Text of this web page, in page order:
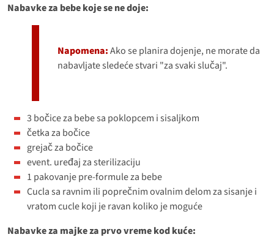
Nabavke za bebe koje se ne doje:
Napomena:Ako se planira dojenje, ne morate da
nabavljate sledeće stvari "za svaki slučaj".
3 bočice za bebe sa poklopcem i sisaljkom
četka za bočice
grejač za bočice
event. uređaj za sterilizaciju
1 pakovanje pre-formule za bebe
Cucla sa ravnim ili poprečnim ovalnim delom za sisanje i
vratom cucle koji je ravan koliko je moguće
Nabavke za majke za prvo vreme kod kuće: